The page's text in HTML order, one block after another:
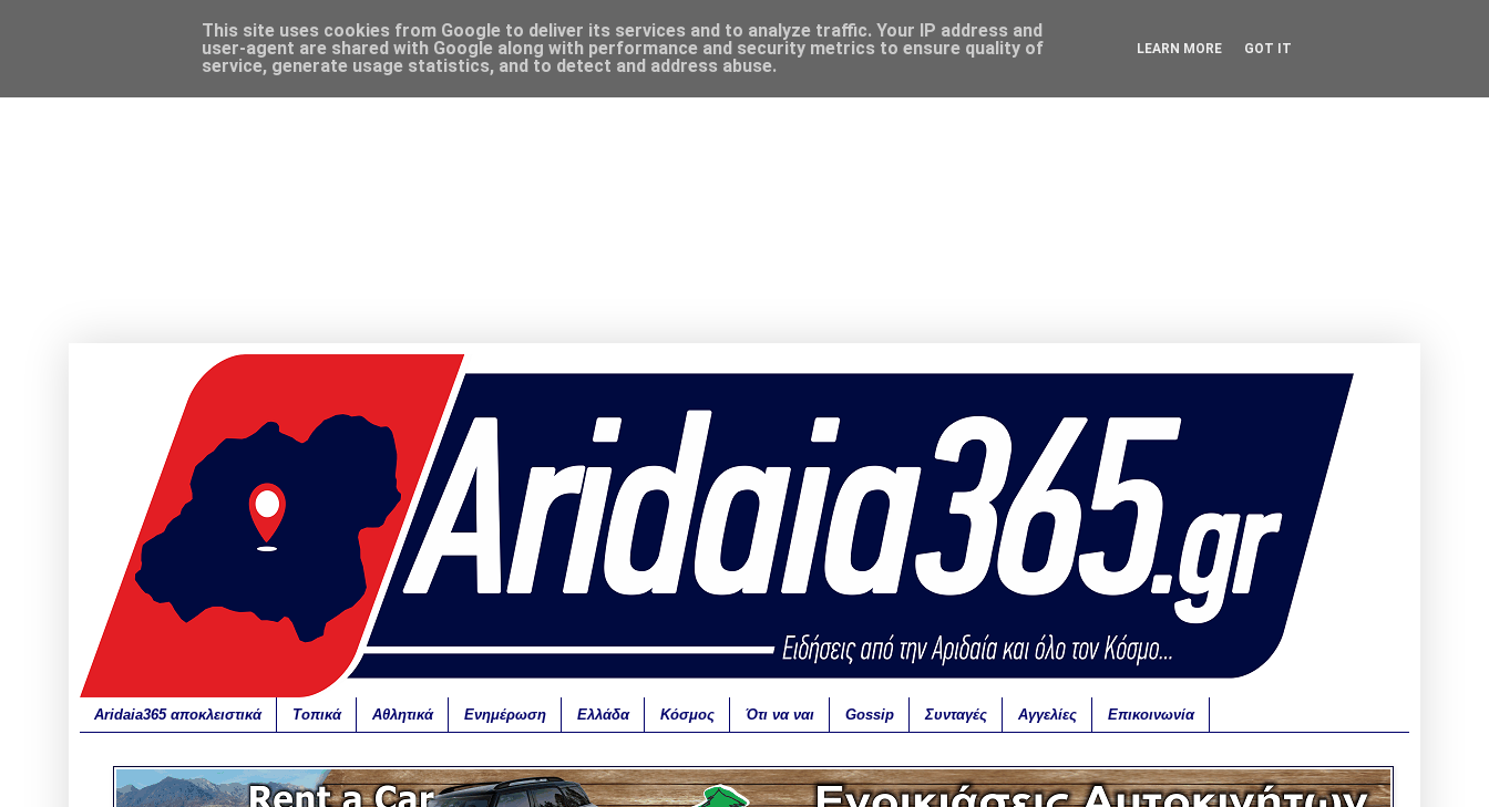
Aridaia365 αποκλειστικά Τοπικά Αθλητικά Ενημέρωση Ελλάδα Κόσμος Ότι να ναι Gossip Συνταγές Αγγελίες Επικοινωνία
This site uses cookies from Google to deliver its services and to analyze traffic. Your IP address and
user-agent are shared with Google along with performance and security metrics to ensure quality of
service, generate usage statistics, and to detect and address abuse.
LEARN MORE GOT IT